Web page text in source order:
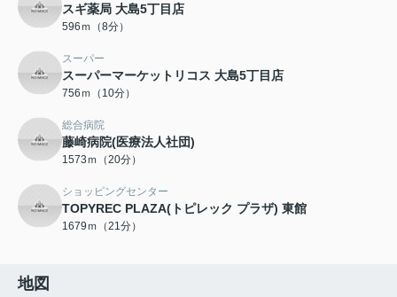
スギ薬局 大島5丁目店
596ｍ（8分）
スーパー
スーパーマーケットリコス 大島5丁目店
756ｍ（10分）
総合病院
藤崎病院(医療法人社団)
1573ｍ（20分）
ショッピングセンター
TOPYREC PLAZA(トピレック プラザ) 東館
1679ｍ（21分）
地図